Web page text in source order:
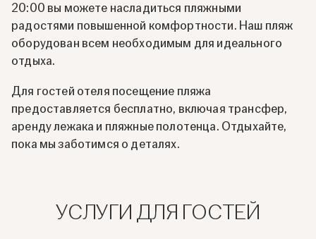
20:00 вы можете насладиться пляжными
радостями повышенной комфортности. Наш пляж
оборудован всем необходимым для идеального
отдыха.
Для гостей отеля посещение пляжа
предоставляется бесплатно, включая трансфер,
аренду лежака и пляжные полотенца. Отдыхайте,
пока мы заботимся о деталях.
УСЛУГИ ДЛЯ ГОСТЕЙ